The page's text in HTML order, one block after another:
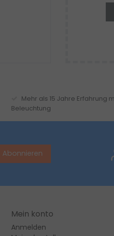
Mehr als 15 Jahre Erfahrung
Beleuchtung
Abonnieren
Mein konto
Anmelden